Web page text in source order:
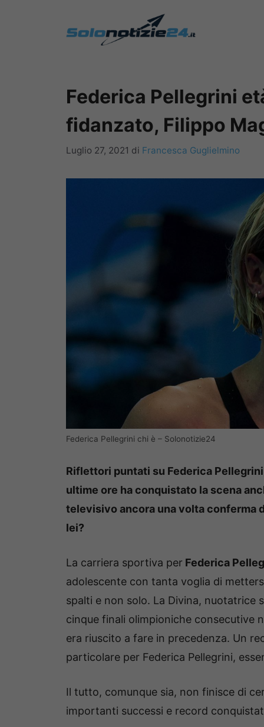
Federica Pellegrini
fidanzato, Filippo
Luglio 27, 2021 di Francesca Guglielmino
Federica Pellegrini chi è – Solonotizie24
Riflettori puntati su Federica
ultime ore ha conquistato la scena
televisivo ancora una volta conferma
lei?
La carriera sportiva per Federica
adolescente con tanta voglia di
spalti e non solo. La Divina, nuotatrice
cinque finali olimpioniche consecutive
era riuscito a fare in precedenza. Un
particolare per Federica Pellegrini,
Il tutto, comunque sia, non finisce di
importanti successi e record